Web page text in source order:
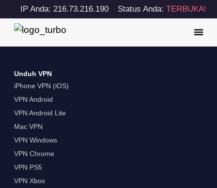
IP Anda: 216.73.216.190 Status Anda: TERBUKA!
Unduh VPN
iPhone VPN (iOS)
VPN Android
VPN Android Lite
Mac VPN
VPN Windows
VPN Chrome
VPN PS5
VPN Xbox